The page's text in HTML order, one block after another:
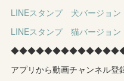
LINEスタンプ 犬バージョン
LINEスタンプ 猫バージョン
アプリから動画チャンネル登